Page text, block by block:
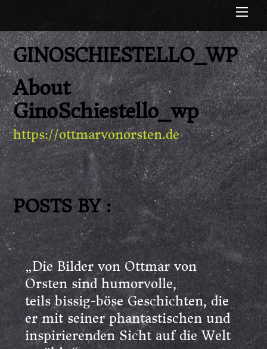
GINOSCHIESTELLO_WP
About
GinoSchiestello_wp
https://ottmarvonorsten.de
POSTS BY :
„Die Bilder von Ottmar von
Orsten sind humorvolle,
teils bissig-böse Geschichten, die
er mit seiner phantastischen und
inspirierenden Sicht auf die Welt